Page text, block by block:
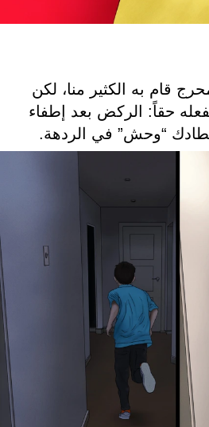
قام به الكثير منا، لكن
حقاً: الركض بعد إطفاء
“وحش” في الردهة.